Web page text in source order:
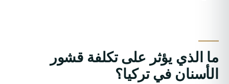
ما الذي يؤثر على تكلفة قشور
الأسنان في تركيا؟